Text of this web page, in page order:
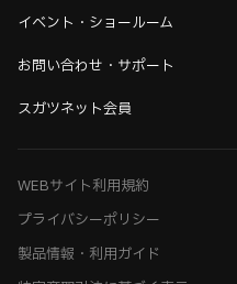
イベント・ショールーム
お問い合わせ・サポート
スガツネット会員
WEBサイト利用規約
プライバシーポリシー
製品情報・利用ガイド